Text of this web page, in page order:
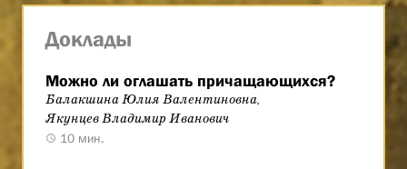
Доклады
Можно ли оглашать причащающихся?
Балакшина Юлия Валентиновна,
Якунцев Владимир Иванович
10 мин.